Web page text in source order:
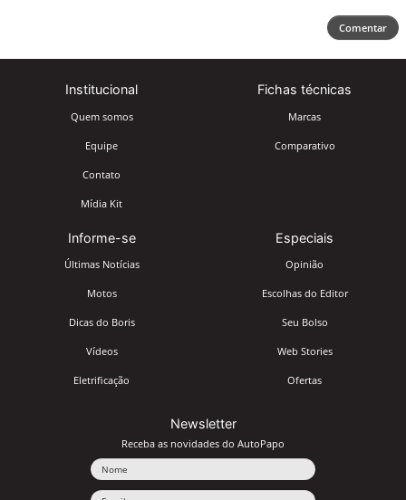
Comentar
Institucional
Quem somos
Equipe
Contato
Mídia Kit
Fichas técnicas
Marcas
Comparativo
Informe-se
Últimas Notícias
Motos
Dicas do Boris
Vídeos
Eletrificação
Especiais
Opinião
Escolhas do Editor
Seu Bolso
Web Stories
Ofertas
Newsletter
Receba as novidades do AutoPapo